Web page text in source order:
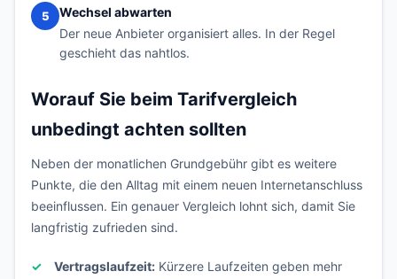
5
Wechsel abwarten
Der neue Anbieter organisiert alles. In der Regel
geschieht das nahtlos.
Worauf Sie beim Tarifvergleich
unbedingt achten sollten
Neben der monatlichen Grundgebühr gibt es weitere
Punkte, die den Alltag mit einem neuen Internetanschluss
beeinflussen. Ein genauer Vergleich lohnt sich, damit Sie
langfristig zufrieden sind.
Vertragslaufzeit: Kürzere Laufzeiten geben mehr